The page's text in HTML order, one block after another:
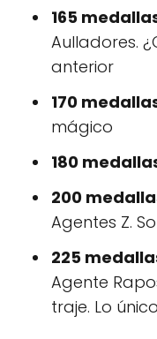
165
Aulladores.
anterior
170
mágico
180
200
Agentes Z.
225
Agente
traje. Lo